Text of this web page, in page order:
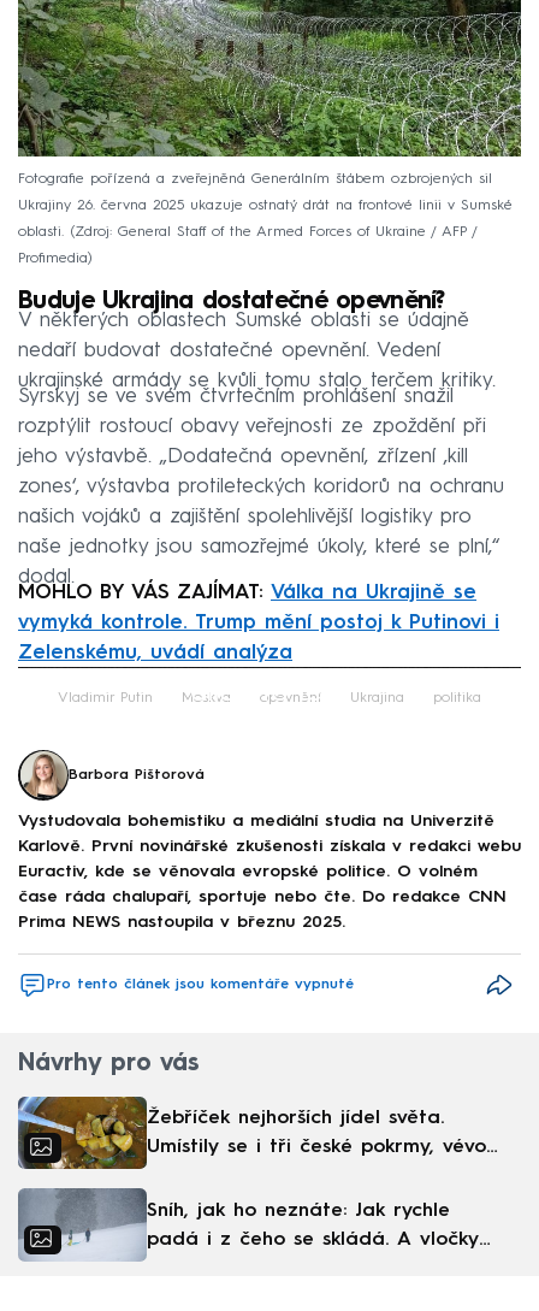
Fotografie pořízená a zveřejněná Generálním štábem ozbrojených sil
Ukrajiny 26. června 2025 ukazuje ostnatý drát na frontové linii v Sumské
oblasti.
Zdroj: General Staff of the Armed Forces of Ukraine / AFP /
Profimedia
Buduje Ukrajina dostatečné opevnění?
V některých oblastech Sumské oblasti se údajně
nedaří budovat dostatečné opevnění. Vedení
ukrajinské armády se kvůli tomu stalo terčem kritiky.
Syrskyj se ve svém čtvrtečním prohlášení snažil
rozptýlit rostoucí obavy veřejnosti ze zpoždění při
jeho výstavbě. „Dodatečná opevnění, zřízení ‚kill
zones‘, výstavba protileteckých koridorů na ochranu
našich vojáků a zajištění spolehlivější logistiky pro
naše jednotky jsou samozřejmé úkoly, které se plní,“
dodal.
MOHLO BY VÁS ZAJÍMAT: Válka na Ukrajině se
vymyká kontrole. Trump mění postoj k Putinovi i
Zelenskému, uvádí analýza
Failed to fetch
Vladimir Putin Moskva opevnění Ukrajina politika
Barbora Pištorová
Vystudovala bohemistiku a mediální studia na Univerzitě
Karlově. První novinářské zkušenosti získala v redakci webu
Euractiv, kde se věnovala evropské politice. O volném
čase ráda chalupaří, sportuje nebo čte. Do redakce CNN
Prima NEWS nastoupila v březnu 2025.
Pro tento článek jsou komentáře vypnuté
Návrhy pro vás
Žebříček nejhorších jídel světa.
Umístily se i tři české pokrmy, vévodí
Sníh, jak ho neznáte: Jak rychle
padá i z čeho se skládá. A vločky